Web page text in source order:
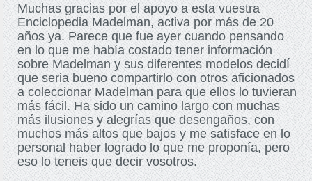
Muchas gracias por el apoyo a esta vuestra
Enciclopedia Madelman, activa por más de 20
años ya. Parece que fue ayer cuando pensando
en lo que me había costado tener información
sobre Madelman y sus diferentes modelos decidí
que seria bueno compartirlo con otros aficionados
a coleccionar Madelman para que ellos lo tuvieran
más fácil. Ha sido un camino largo con muchas
más ilusiones y alegrías que desengaños, con
muchos más altos que bajos y me satisface en lo
personal haber logrado lo que me proponía, pero
eso lo teneis que decir vosotros.